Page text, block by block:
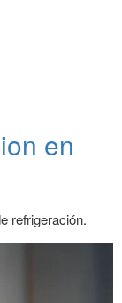
en
refrigeración.